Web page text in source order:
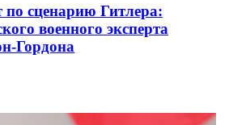
по сценарию Гитлера:
военного эксперта
Гордона